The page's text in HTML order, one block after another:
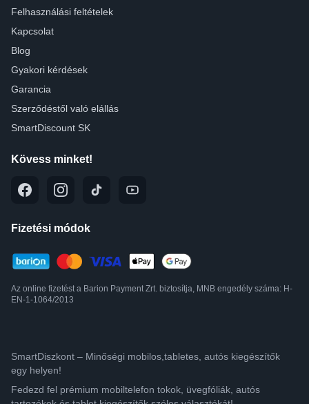
Felhasználási feltételek
Kapcsolat
Blog
Gyakori kérdések
Garancia
Szerződéstől való elállás
SmartDiscount SK
Kövess minket!
Fizetési módok
Az online fizetést a Barion Payment Zrt. biztosítja, MNB engedély száma: H-
EN-1-1064/2013
SmartDiszkont – Minőségi mobilos,tabletes, autós kiegészítők
egy helyen!
Fedezd fel prémium mobiltelefon tokok, üvegfóliák, autós